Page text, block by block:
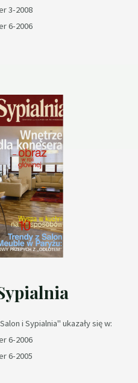
3-2008
6-2006
i Sypialnia" ukazały się w:
6-2006
6-2005